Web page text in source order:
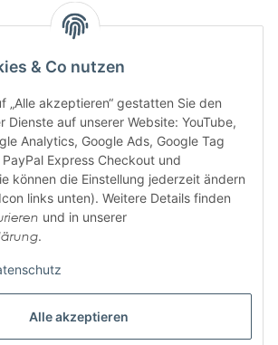
SIE UNSEREN
zu Ihrem Produktsortiment per E-Mail zu.
& Co nutzen
„Alle akzeptieren“ gestatten Sie den
Dienste auf unserer Website: YouTube,
Analytics, Google Ads, Google Tag
Express Checkout und
können die Einstellung jederzeit ändern
links unten). Weitere Details finden
und in unserer
.
Alle akzeptieren